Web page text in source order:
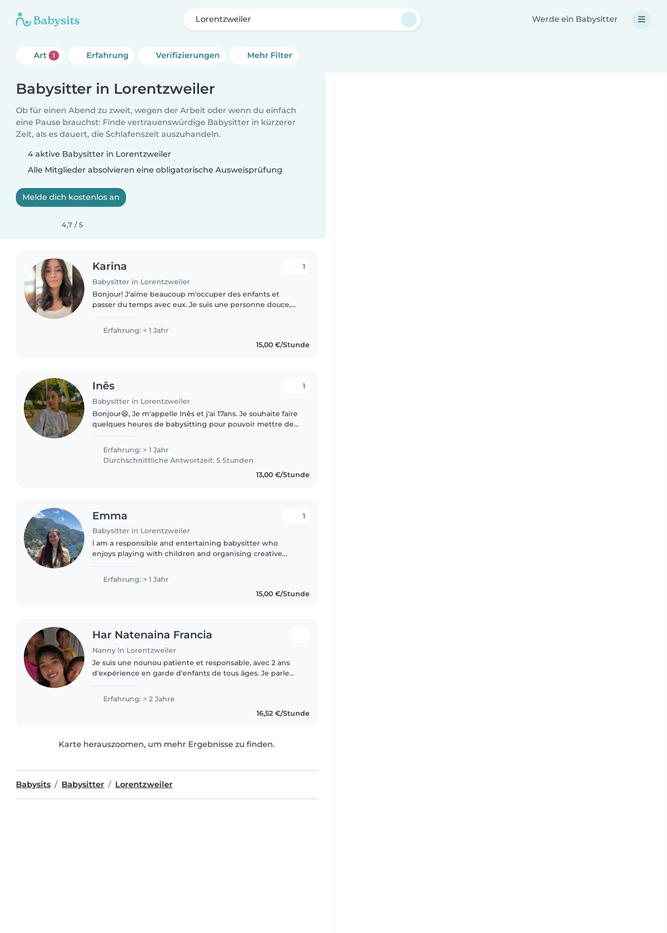
Lorentzweiler Werde ein Babysitter
Art 1 Erfahrung Verifizierungen Mehr Filter
Babysitter in Lorentzweiler
Ob für einen Abend zu zweit, wegen der Arbeit oder wenn du einfach
eine Pause brauchst: Finde vertrauenswürdige Babysitter in kürzerer
Zeit, als es dauert, die Schlafenszeit auszuhandeln.
4 aktive Babysitter in Lorentzweiler
Alle Mitglieder absolvieren eine obligatorische Ausweisprüfung
Melde dich kostenlos an
4,7 / 5
Karina
Babysitter in Lorentzweiler
1
Bonjour! J'aime beaucoup m'occuper des enfants et
passer du temps avec eux. Je suis une personne douce,
soin de vos enfants..
Erfahrung: < 1 Jahr
15,00 €/Stunde
Inês
Babysitter in Lorentzweiler
1
Bonjour😄, Je m'appelle Inês et j'ai 17ans. Je souhaite faire
quelques heures de babysitting pour pouvoir mettre de
Erfahrung: > 1 Jahr
Durchschnittliche Antwortzeit: 5 Stunden
13,00 €/Stunde
Emma
Babysitter in Lorentzweiler
1
l am a responsible and entertaining babysitter who
enjoys playing with children and organising creative
elementary school children,..
Erfahrung: > 1 Jahr
15,00 €/Stunde
Har Natenaina Francia
Nanny in Lorentzweiler
Je suis une nounou patiente et responsable, avec 2 ans
d'expérience en garde d'enfants de tous âges. Je parle
être utile pour..
Erfahrung: > 2 Jahre
16,52 €/Stunde
Karte herauszoomen, um mehr Ergebnisse zu finden.
Babysits Babysitter Lorentzweiler